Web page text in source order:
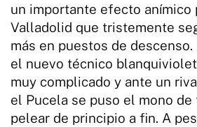
un importante efecto anímico
Valladolid que tristemente
más en puestos de
el nuevo técnico
muy complicado y ante un
el Pucela se puso el mono de
pelear de principio a fin. A